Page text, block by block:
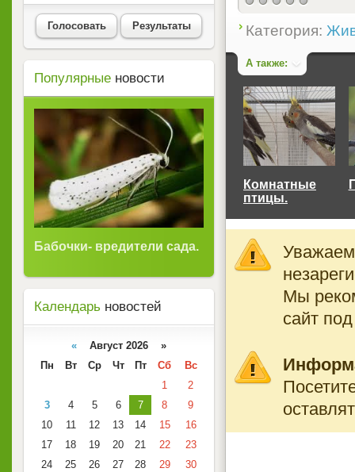
Категория:
А также:
Комнатные
птицы.
Мы
сайт
Голосовать Результаты
Популярные новости
Бабочки- вредители сада.
Календарь новостей
« Август 2026 »
Пн
Вт Ср Чт Пт Сб
Вс
1
2
3
4 5 6 7 8
9
10
11 12 13 14 15
16
17
18 19 20 21 22
23
24
25 26 27 28 29
30